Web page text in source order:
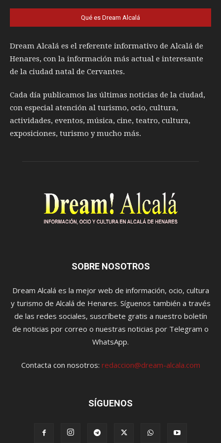
Qué es Dream Alcalá
Dream Alcalá es el referente informativo de Alcalá de
Henares, con la información más actual e interesante
de la ciudad natal de Cervantes.
Cada día publicamos las últimas noticias de la ciudad,
con especial atención al turismo, ocio, cultura,
actividades, eventos, música, cine, teatro, cultura,
exposiciones, turismo y mucho más.
SOBRE NOSOTROS
Dream Alcalá es la mejor web de información, ocio, cultura
y turismo de Alcalá de Henares. Síguenos también a través
de las redes sociales, suscríbete gratis a nuestro boletín
de noticias por correo o nuestras noticias por Telegram o
WhatsApp.
Contacta con nosotros: redaccion@dream-alcala.com
SÍGUENOS